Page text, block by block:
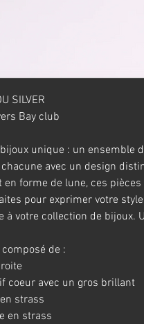
SILVER
Bay club
unique : un ensemble
avec un design
forme de lune, ces
pour exprimer votre
à votre collection de bijoux.
de :
coeur avec un gros brillant
strass
en strass